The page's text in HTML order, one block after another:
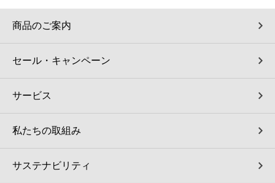
商品のご案内
セール・キャンペーン
サービス
私たちの取組み
サステナビリティ